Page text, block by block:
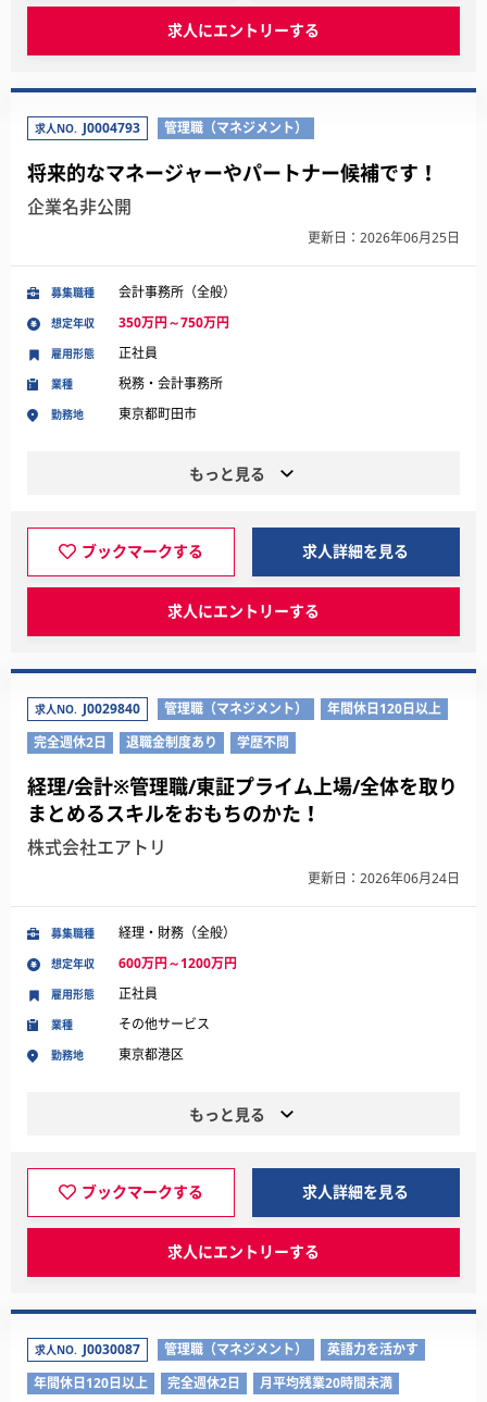
求人にエントリーする
求人NO. J0004793 管理職（マネジメント）
将来的なマネージャーやパートナー候補です！
企業名非公開
更新日：2026年06月25日
募集職種 会計事務所（全般）
想定年収 350万円～750万円
業種 税務・会計事務所
勤務地 東京都町田市
雇用形態 正社員
もっと見る
ブックマークする 求人詳細を見る
求人にエントリーする
求人NO. J0029840 管理職（マネジメント）
年間休日120日以上
完全週休2日
退職金制度あり 学歴不問
経理/会計※管理職/東証プライム上場/全体を取り
まとめるスキルをおもちのかた！
株式会社エアトリ
更新日：2026年06月24日
募集職種 経理・財務（全般）
想定年収 600万円～1200万円
業種 その他サービス
勤務地 東京都港区
雇用形態 正社員
もっと見る
ブックマークする 求人詳細を見る
求人にエントリーする
求人NO. J0030087 管理職（マネジメント）
英語力を活かす
年間休日120日以上
完全週休2日
月平均残業20時間未満